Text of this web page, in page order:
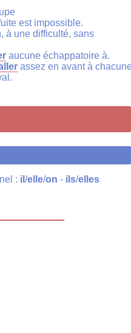
est impossible.
à une difficulté, sans
aucune échappatoire à.
assez en avant à
: il /elle/on - ils/elles